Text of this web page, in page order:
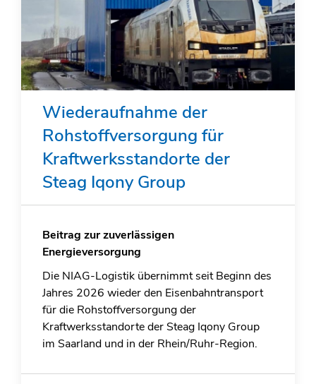
Wiederaufnahme der
Rohstoffversorgung für
Kraftwerksstandorte der
Steag Iqony Group
Beitrag zur zuverlässigen
Energieversorgung
Die NIAG-Logistik übernimmt seit Beginn des
Jahres 2026 wieder den Eisenbahntransport
für die Rohstoffversorgung der
Kraftwerksstandorte der Steag Iqony Group
im Saarland und in der Rhein/Ruhr-Region.